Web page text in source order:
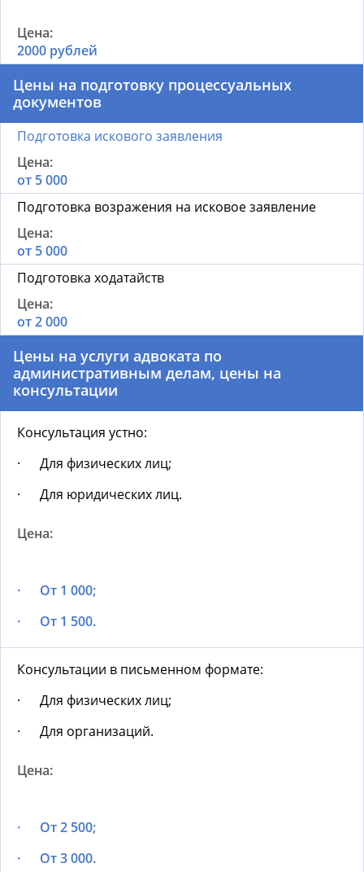
2000 рублей
Цены на подготовку процессуальных
документов
Подготовка искового заявления
от 5 000
Подготовка возражения на исковое заявление
от 5 000
Подготовка ходатайств
от 2 000
Цены на услуги адвоката по
административным делам, цены на
консультации
Консультация устно:
· Для физических лиц;
· Для юридических лиц.
· От 1 000;
· От 1 500.
Консультации в письменном формате:
· Для физических лиц;
· Для организаций.
· От 2 500;
· От 3 000.